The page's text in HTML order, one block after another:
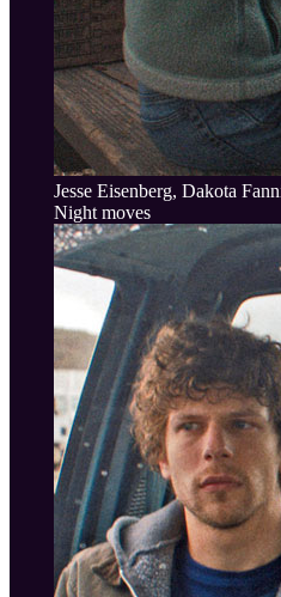
Jesse Eisenberg, Dakota
Night moves